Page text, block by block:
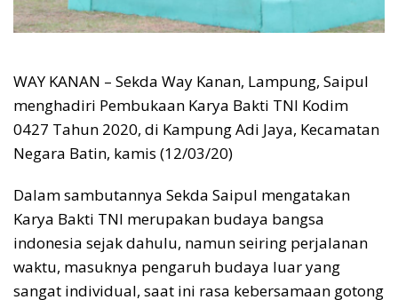
WAY KANAN – Sekda Way Kanan, Lampung, Saipul
menghadiri Pembukaan Karya Bakti TNI Kodim
0427 Tahun 2020, di Kampung Adi Jaya, Kecamatan
Negara Batin, kamis (12/03/20)
Dalam sambutannya Sekda Saipul mengatakan
Karya Bakti TNI merupakan budaya bangsa
indonesia sejak dahulu, namun seiring perjalanan
waktu, masuknya pengaruh budaya luar yang
sangat individual, saat ini rasa kebersamaan gotong